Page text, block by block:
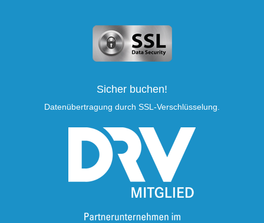
Sicher buchen!
Datenübertragung durch SSL-Verschlüsselung.